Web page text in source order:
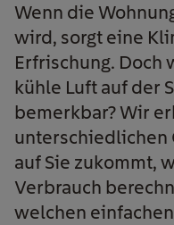
Wenn die
wird, sorgt eine
Erfrischung. Doch
kühle Luft auf der
bemerkbar? Wir
unterschiedlichen
auf Sie zukommt,
Verbrauch
welchen